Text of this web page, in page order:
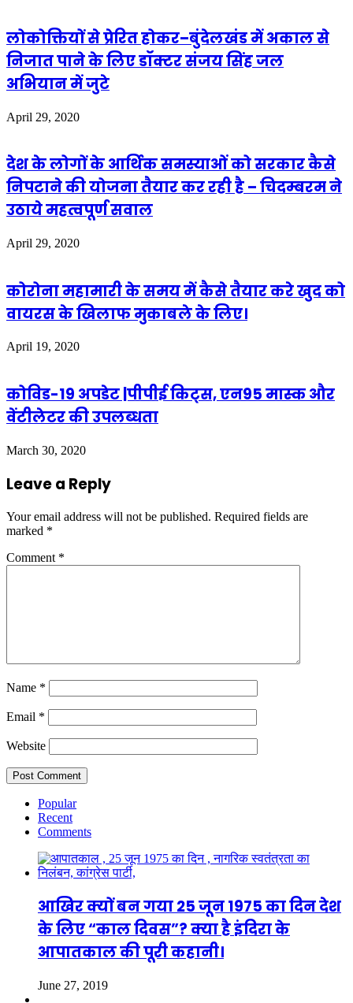
लोकोक्तियों से प्रेरित होकर–बुंदेलखंड में अकाल से
निजात पाने के लिए डॉक्टर संजय सिंह जल
अभियान में जुटे
April 29, 2020
देश के लोगों के आर्थिक समस्याओं को सरकार कैसे
निपटाने की योजना तैयार कर रही है – चिदम्बरम ने
उठाये महत्वपूर्ण सवाल
April 29, 2020
कोरोना महामारी के समय में कैसे तैयार करे खुद को
वायरस के खिलाफ मुकाबले के लिए।
April 19, 2020
कोविड-19 अपडेट |पीपीई किट्स, एन95 मास्क और
वेंटीलेटर की उपलब्धता
March 30, 2020
Leave a Reply
Your email address will not be published. Required fields are
marked *
Comment *
Name *
Email *
Website
Popular
Recent
Comments
आखिर क्यों बन गया 25 जून 1975 का दिन देश
के लिए “काल दिवस”? क्या है इंदिरा के
आपातकाल की पूरी कहानी।
June 27, 2019